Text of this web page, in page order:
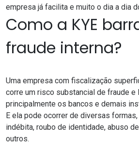
empresa já facilita e muito o dia a dia
Como a KYE
fraude interna?
Uma empresa com fiscalização
corre um risco substancial de fraude e
principalmente os bancos e demais
E ela pode ocorrer de diversas
indébita, roubo de identidade, abuso
outros.